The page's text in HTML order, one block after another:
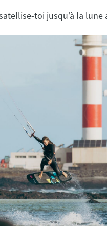
toi jusqu’à la lune